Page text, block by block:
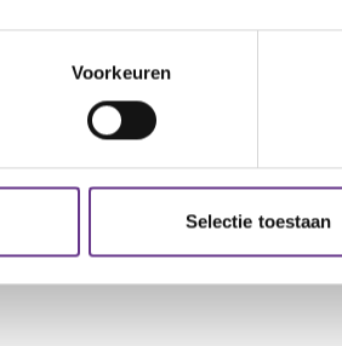
Voorkeuren
Selectie toestaan